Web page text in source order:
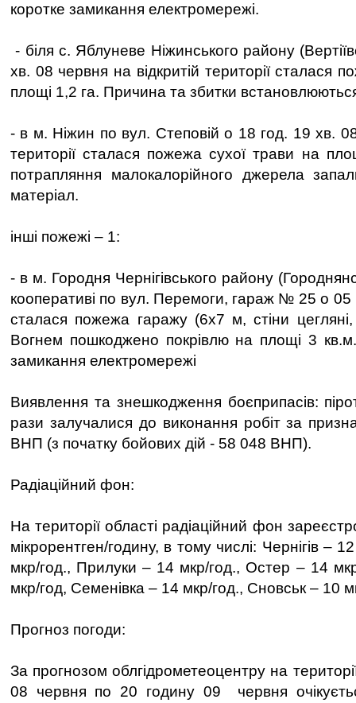
коротке замикання електромережі.
- біля с. Яблуневе Ніжинського району
хв. 08 червня на відкритій території сталася
площі 1,2 га. Причина та збитки
- в м. Ніжин по вул. Степовій о 18 год. 19 хв. 08
території сталася пожежа сухої трави на
потрапляння малокалорійного джерела
матеріал.
інші пожежі – 1:
- в м. Городня Чернігівського району
кооперативі по вул. Перемоги, гараж № 25 о 05
сталася пожежа гаражу (6х7 м, стіни
Вогнем пошкоджено покрівлю на площі 3
замикання електромережі
Виявлення та знешкодження боєприпасів:
рази залучалися до виконання робіт за
ВНП (з початку бойових дій - 58 048 ВНП).
Радіаційний фон:
На території області радіаційний фон
мікрорентген/годину, в тому числі: Чернігів –
мкр/год., Прилуки – 14 мкр/год., Остер – 14
мкр/год, Семенівка – 14 мкр/год., Сновськ – 10
Прогноз погоди:
За прогнозом облгідрометеоцентру на
08 червня по 20 годину 09 червня